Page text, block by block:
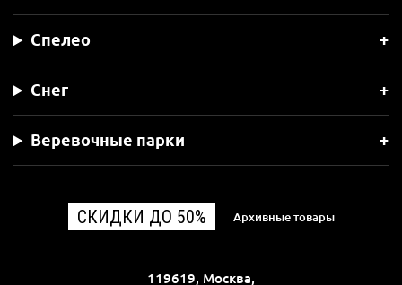
Спелео
Снег
Веревочные парки
СКИДКИ ДО 50% Архивные товары
119619, Москва,